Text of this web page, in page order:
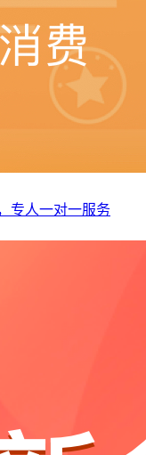
专人一对一服务